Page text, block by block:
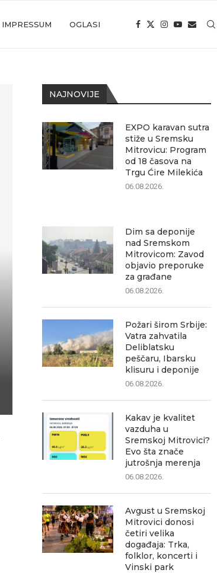
IMPRESSUM OGLASI
NAJNOVIJE
EXPO karavan sutra
stiže u Sremsku
Mitrovicu: Program
od 18 časova na
Trgu Ćire Milekića
06.08.2026.
Dim sa deponije
nad Sremskom
Mitrovicom: Zavod
objavio preporuke
za građane
06.08.2026.
Požari širom Srbije:
Vatra zahvatila
Deliblatsku
peščaru, Ibarsku
klisuru i deponije
06.08.2026.
Kakav je kvalitet
vazduha u
Sremskoj Mitrovici?
Evo šta znače
jutrošnja merenja
06.08.2026.
Avgust u Sremskoj
Mitrovici donosi
četiri velika
događaja: Trka,
folklor, koncerti i
Vinski park